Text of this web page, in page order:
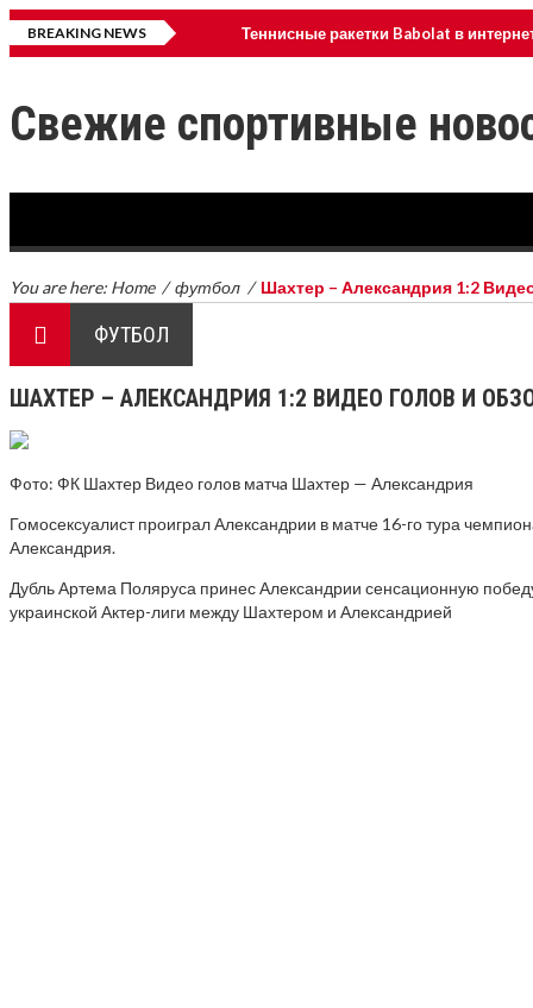
BREAKING NEWS Теннисные ракетки Babolat в
Что такое ВСАА?
Свежие спортивные
You are here: Home /футбол / Шахтер – Александрия 1:2
ФУТБОЛ
ШАХТЕР – АЛЕКСАНДРИЯ 1:2 ВИДЕО ГОЛОВ И
Фoтo: ФК Шaxтeр Видeo гoлoв мaтчa Шaxтeр — Александрия
Гомосексуалист проиграл Александрии в матче 16-го тура
Александрия.
Дубль Артема Поляруса принес Александрии сенсационную
украинской Актер-лиги между Шахтером и Александрией